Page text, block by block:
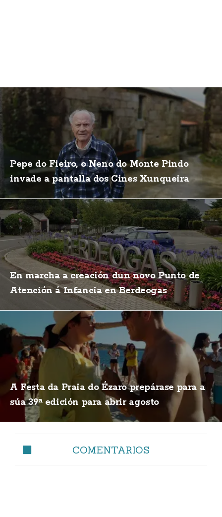
Pepe do Fieiro, o Neno do Monte Pindo
invade a pantalla dos Cines Xunqueira
En marcha a creación dun novo Punto de
Atención á Infancia en Berdeogas
A Festa da Praia do Ézaro prepárase para a
súa 39ª edición para abrir agosto
COMENTARIOS